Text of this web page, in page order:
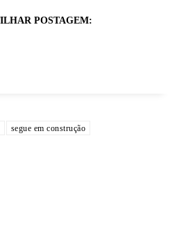
POSTAGEM:
segue em construção